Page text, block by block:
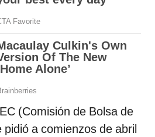
(Comisión de Bolsa de
a comienzos de abril